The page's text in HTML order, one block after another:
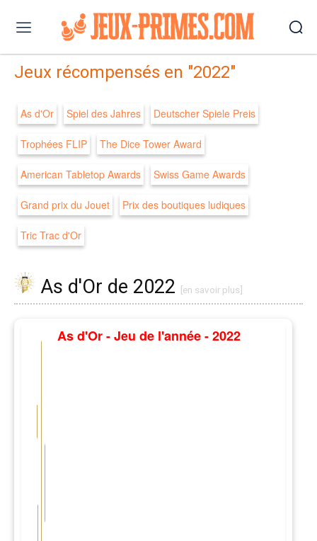
Jeux récompensés en "2022"
As d'Or Spiel des Jahres Deutscher Spiele Preis
Trophées FLIP The Dice Tower Award
American Tabletop Awards Swiss Game Awards
Grand prix du Jouet Prix des boutiques ludiques
Tric Trac d'Or
As d'Or de 2022 [en savoir plus]
As d'Or - Jeu de l'année - 2022